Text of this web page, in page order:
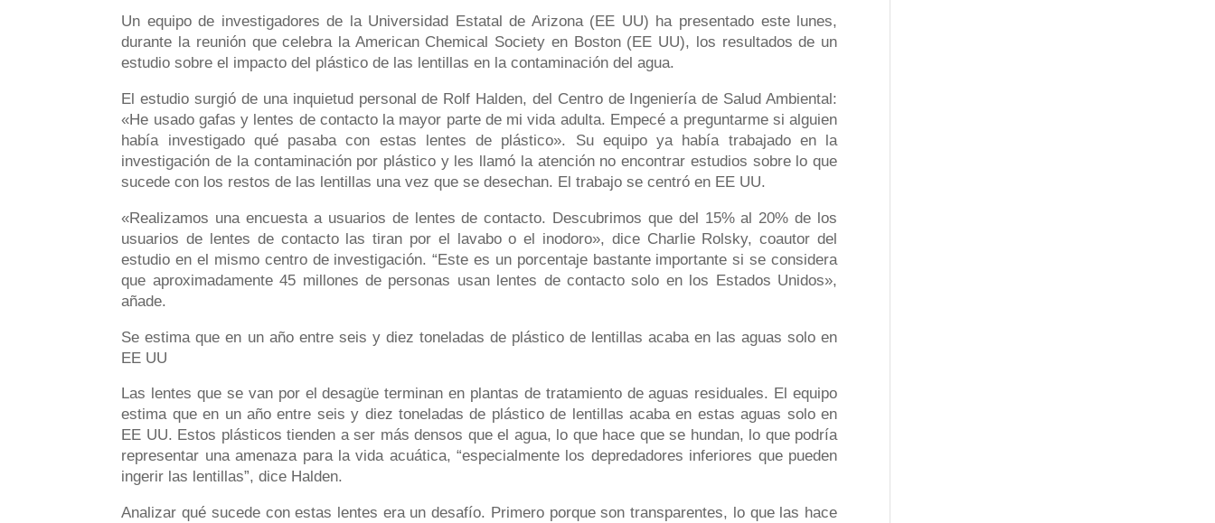
Un equipo de investigadores de la Universidad Estatal de Arizona (EE UU) ha presentado este lunes,
durante la reunión que celebra la American Chemical Society en Boston (EE UU), los resultados de un
estudio sobre el impacto del plástico de las lentillas en la contaminación del agua.
El estudio surgió de una inquietud personal de Rolf Halden, del Centro de Ingeniería de Salud Ambiental:
«He usado gafas y lentes de contacto la mayor parte de mi vida adulta. Empecé a preguntarme si alguien
había investigado qué pasaba con estas lentes de plástico». Su equipo ya había trabajado en la
investigación de la contaminación por plástico y les llamó la atención no encontrar estudios sobre lo que
sucede con los restos de las lentillas una vez que se desechan. El trabajo se centró en EE UU.
«Realizamos una encuesta a usuarios de lentes de contacto. Descubrimos que del 15% al 20% de los
usuarios de lentes de contacto las tiran por el lavabo o el inodoro», dice Charlie Rolsky, coautor del
estudio en el mismo centro de investigación. “Este es un porcentaje bastante importante si se considera
que aproximadamente 45 millones de personas usan lentes de contacto solo en los Estados Unidos»,
añade.
Se estima que en un año entre seis y diez toneladas de plástico de lentillas acaba en las aguas solo en
EE UU
Las lentes que se van por el desagüe terminan en plantas de tratamiento de aguas residuales. El equipo
estima que en un año entre seis y diez toneladas de plástico de lentillas acaba en estas aguas solo en
EE UU. Estos plásticos tienden a ser más densos que el agua, lo que hace que se hundan, lo que podría
representar una amenaza para la vida acuática, “especialmente los depredadores inferiores que pueden
ingerir las lentillas”, dice Halden.
Analizar qué sucede con estas lentes era un desafío. Primero porque son transparentes, lo que las hace